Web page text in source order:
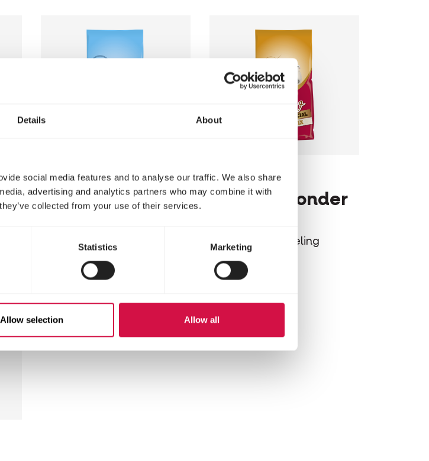
Details About
social media features and to analyse our traffic. We also share
advertising and analytics partners who may combine it with
collected from your use of their services.
Statistics Marketing
Allow selection Allow all
SHOW
Standard
Mengeling met maïs,
SHOW
Plus I.C.⁺ zonder
Volledige mengeling